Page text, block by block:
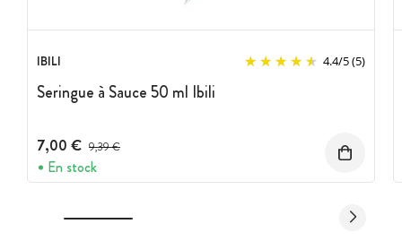
IBILI 4.4/5(5)
Seringue à Sauce 50 ml Ibili
7,00 € Prix avant réduction :
9,39 €
En stock